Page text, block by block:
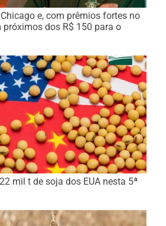
e, com prêmios fortes no
próximos dos R$ 150 para o
mil t de soja dos EUA nesta 5ª